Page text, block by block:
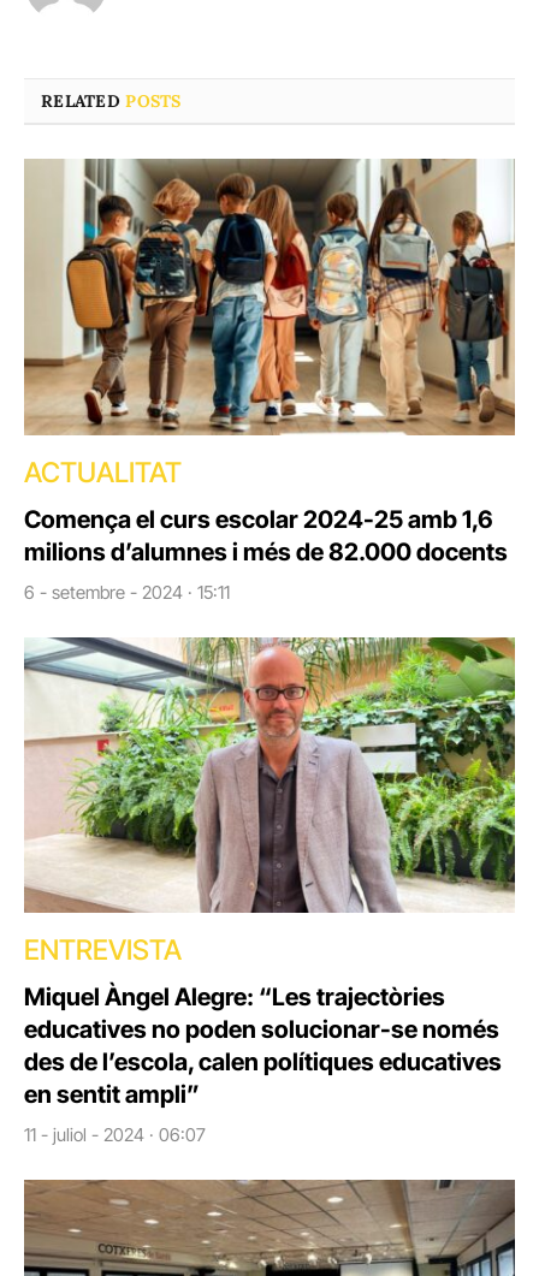
RELATEDPOSTS
ACTUALITAT
Comença el curs escolar 2024-25 amb 1,6
milions d’alumnes i més de 82.000 docents
6 - setembre - 2024 · 15:11
ENTREVISTA
Miquel Àngel Alegre: “Les trajectòries
educatives no poden solucionar-se només
des de l’escola, calen polítiques educatives
en sentit ampli”
11 - juliol - 2024 · 06:07